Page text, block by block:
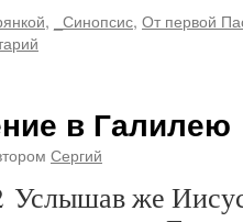
, _Синопсис, От первой
в Галилею
Сергий
же